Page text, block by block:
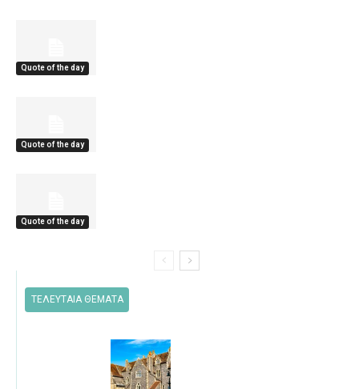
Quote of the day
Quote of the day
Quote of the day
ΤΕΛΕΥΤΑΙΑ ΘΕΜΑΤΑ